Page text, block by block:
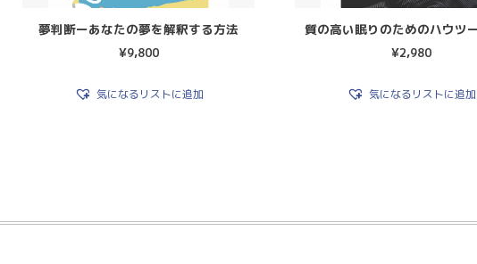
夢判断ーあなたの夢を解釈する方法
¥9,800
気になるリストに追加
質の高い眠りのためのハウツ
¥2,980
気になるリストに追加